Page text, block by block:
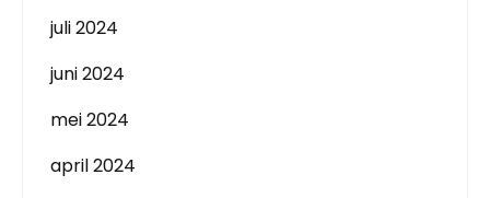
juli 2024
juni 2024
mei 2024
april 2024